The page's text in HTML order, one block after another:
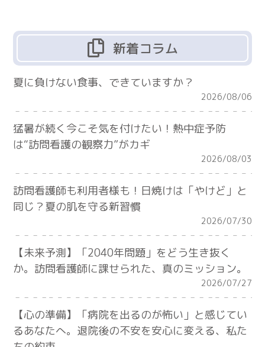
新着コラム
夏に負けない食事、できていますか？
2026/08/06
猛暑が続く今こそ気を付けたい！熱中症予防
は“訪問看護の観察力”がカギ
2026/08/03
訪問看護師も利用者様も！日焼けは「やけど」と
同じ？夏の肌を守る新習慣
2026/07/30
【未来予測】「2040年問題」をどう生き抜く
か。訪問看護師に課せられた、真のミッション。
2026/07/27
【心の準備】「病院を出るのが怖い」と感じてい
るあなたへ。退院後の不安を安心に変える、私た